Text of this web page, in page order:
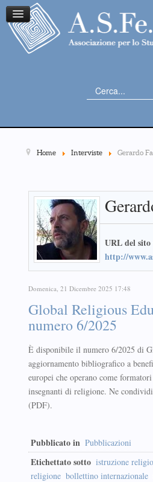
Cerca...
Home Interviste Gerardo
URL del sito
http://
Domenica, 21 Dicembre 2025 17:48
Global Religious
numero 6/2025
È disponibile il numero 6/2025 di
aggiornamento bibliografico a
europei che operano come
insegnanti di religione. Ne
(PDF).
Pubblicato in Pubblicazioni
Etichettato sotto istruzione
religione bollettino internazionale